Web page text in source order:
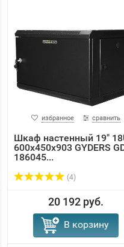
избранное сравнить
Шкаф настенный 19"
600х450х903 GYDERS
186045...
(4)
20 192 руб.
В корзину